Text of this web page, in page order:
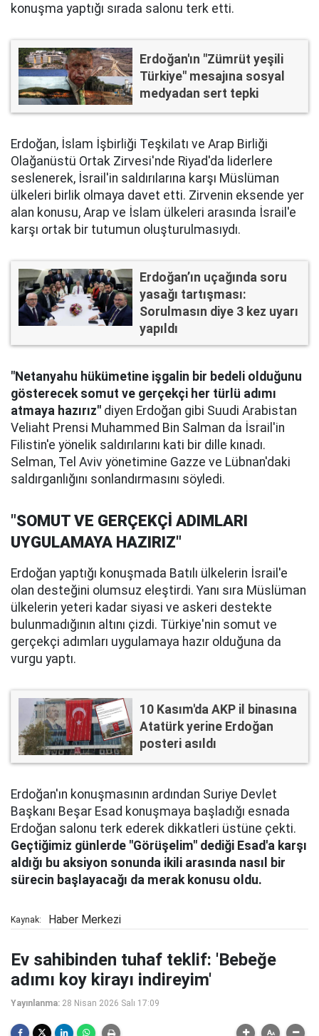
konuşma yaptığı sırada salonu terk etti.
Erdoğan'ın "Zümrüt yeşili
Türkiye" mesajına sosyal
medyadan sert tepki
Erdoğan, İslam İşbirliği Teşkilatı ve Arap Birliği
Olağanüstü Ortak Zirvesi'nde Riyad'da liderlere
seslenerek, İsrail'in saldırılarına karşı Müslüman
ülkeleri birlik olmaya davet etti. Zirvenin eksende yer
alan konusu, Arap ve İslam ülkeleri arasında İsrail'e
karşı ortak bir tutumun oluşturulmasıydı.
Erdoğan’ın uçağında soru
yasağı tartışması:
Sorulmasın diye 3 kez uyarı
yapıldı
"Netanyahu hükümetine işgalin bir bedeli olduğunu
gösterecek somut ve gerçekçi her türlü adımı
atmaya hazırız" diyen Erdoğan gibi Suudi Arabistan
Veliaht Prensi Muhammed Bin Salman da İsrail'in
Filistin'e yönelik saldırılarını kati bir dille kınadı.
Selman, Tel Aviv yönetimine Gazze ve Lübnan'daki
saldırganlığını sonlandırmasını söyledi.
"SOMUT VE GERÇEKÇİ ADIMLARI
UYGULAMAYA HAZIRIZ"
Erdoğan yaptığı konuşmada Batılı ülkelerin İsrail'e
olan desteğini olumsuz eleştirdi. Yanı sıra Müslüman
ülkelerin yeteri kadar siyasi ve askeri destekte
bulunmadığının altını çizdi. Türkiye'nin somut ve
gerçekçi adımları uygulamaya hazır olduğuna da
vurgu yaptı.
10 Kasım'da AKP il binasına
Atatürk yerine Erdoğan
posteri asıldı
Erdoğan'ın konuşmasının ardından Suriye Devlet
Başkanı Beşar Esad konuşmaya başladığı esnada
Erdoğan salonu terk ederek dikkatleri üstüne çekti.
Geçtiğimiz günlerde "Görüşelim" dediği Esad'a karşı
aldığı bu aksiyon sonunda ikili arasında nasıl bir
sürecin başlayacağı da merak konusu oldu.
Kaynak: Haber Merkezi
Ev sahibinden tuhaf teklif: 'Bebeğe
adımı koy kirayı indireyim'
Yayınlanma: 28 Nisan 2026 Salı 17:09